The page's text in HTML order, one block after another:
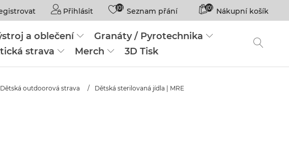
Přihlásit (0) Seznam přání (0) Nákupní košík
a oblečení
Granáty / Pyrotechnika
strava Merch 3D Tisk
Dětská outdoorová strava / Dětská sterilovaná jídla | MRE